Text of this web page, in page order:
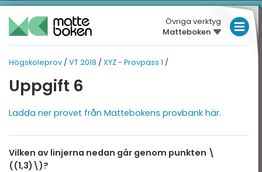
Övriga verktyg
Matteboken
Högskoleprov / VT 2018 / XYZ - Provpass 1 /
Uppgift 6
Ladda ner provet från Mattebokens provbank här.
Vilken av linjerna nedan går genom punkten \
((1,3)\)?
LÅGSTADIET
MELLANSTADIET
GYMNASIET
HÖGSKOLEPROV
Översikt
2026
2025
2025
HÖGSKOLEPROV
Översikt